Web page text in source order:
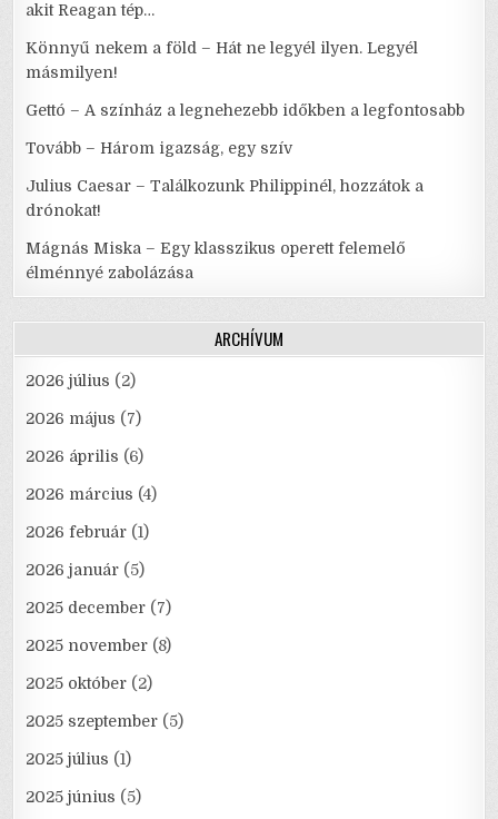
akit Reagan tép…
Könnyű nekem a föld – Hát ne legyél ilyen. Legyél
másmilyen!
Gettó – A színház a legnehezebb időkben a legfontosabb
Tovább – Három igazság, egy szív
Julius Caesar – Találkozunk Philippinél, hozzátok a
drónokat!
Mágnás Miska – Egy klasszikus operett felemelő
élménnyé zabolázása
ARCHÍVUM
2026 július (2)
2026 május (7)
2026 április (6)
2026 március (4)
2026 február (1)
2026 január (5)
2025 december (7)
2025 november (8)
2025 október (2)
2025 szeptember (5)
2025 július (1)
2025 június (5)